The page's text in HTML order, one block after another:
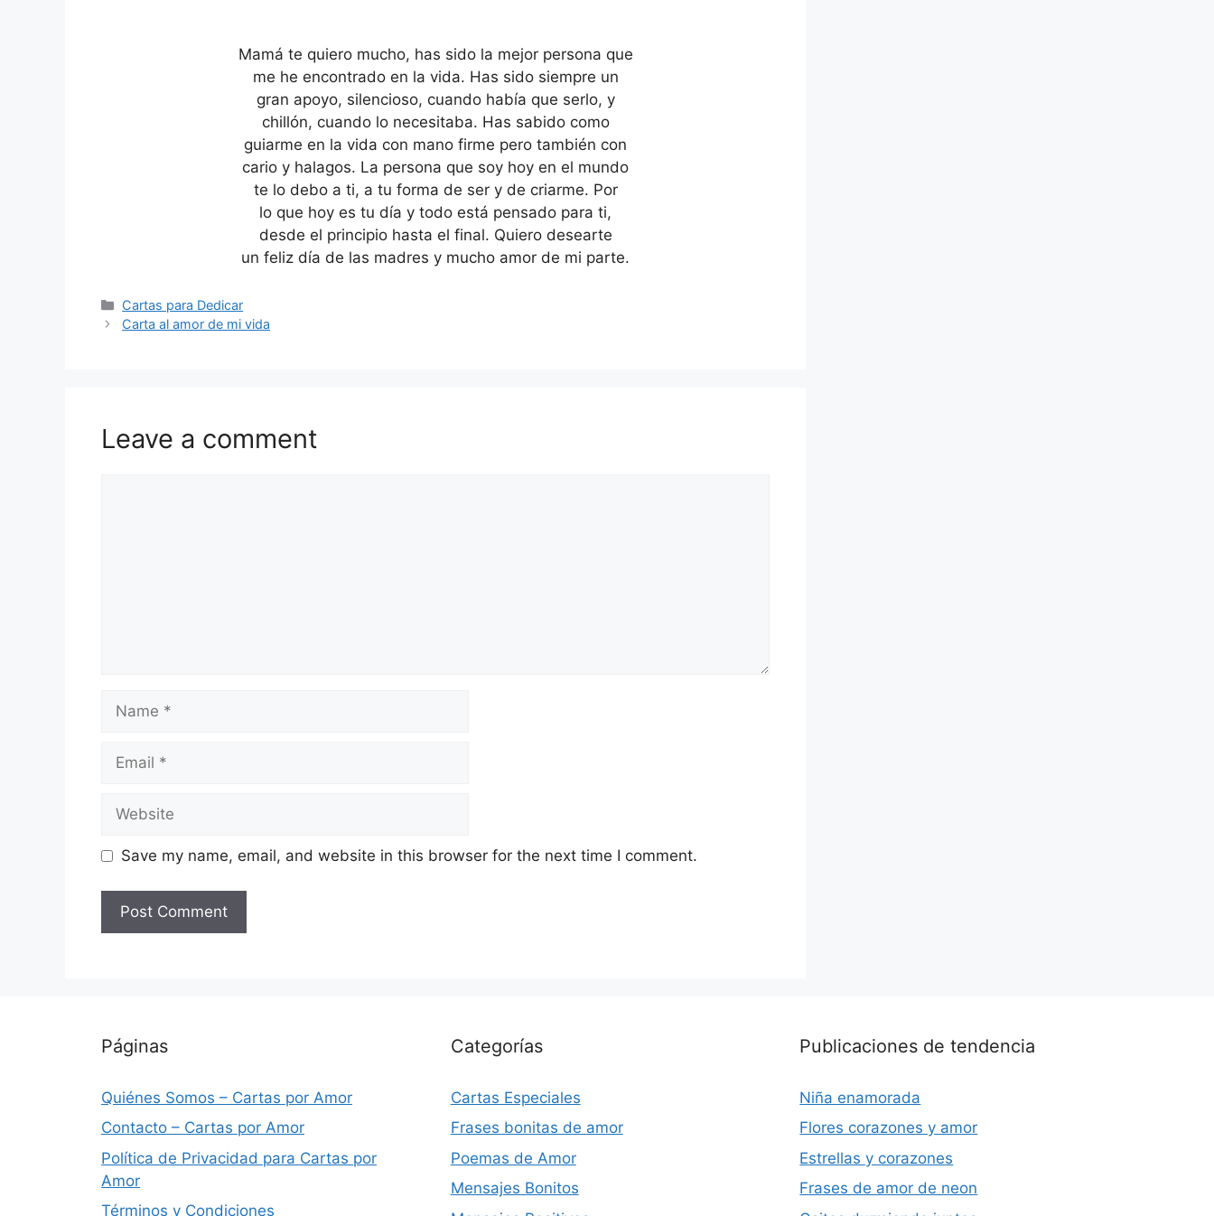
Mamá te quiero mucho, has sido la mejor persona que
me he encontrado en la vida. Has sido siempre un
gran apoyo, silencioso, cuando había que serlo, y
chillón, cuando lo necesitaba. Has sabido como
guiarme en la vida con mano firme pero también con
cario y halagos. La persona que soy hoy en el mundo
te lo debo a ti, a tu forma de ser y de criarme. Por
lo que hoy es tu día y todo está pensado para ti,
desde el principio hasta el final. Quiero desearte
un feliz día de las madres y mucho amor de mi parte.
Categories
Cartas para Dedicar
Carta al amor de mi vida
Leave a comment
Name
Email
Website
Save my name, email, and website in this browser for the next time I comment.
Páginas
Quiénes Somos – Cartas por Amor
Contacto – Cartas por Amor
Política de Privacidad para Cartas por
Amor
Términos y Condiciones
Categorías
Cartas Especiales
Frases bonitas de amor
Poemas de Amor
Mensajes Bonitos
Publicaciones de tendencia
Niña enamorada
Flores corazones y amor
Estrellas y corazones
Frases de amor de neon